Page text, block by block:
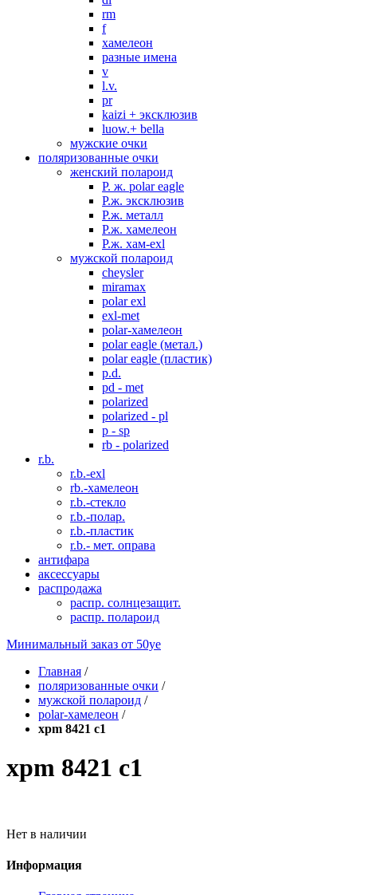
rm
f
хамелеон
разные имена
v
l.v.
pr
kaizi + эксклюзив
luow.+ bella
мужские очки
поляризованные очки
женский полароид
P. ж. polar eagle
P.ж. эксклюзив
Р.ж. металл
P.ж. хамелеон
Р.ж. хам-exl
мужской полароид
cheysler
miramax
polar exl
exl-met
polar-хамелеон
polar eagle (метал.)
polar eagle (пластик)
p.d.
pd - met
polarized
polarized - pl
p - sp
rb - polarized
r.b.
r.b.-exl
rb.-хамелеон
r.b.-стекло
r.b.-полар.
r.b.-пластик
r.b.- мет. оправа
антифара
аксессуары
распродажа
распр. солнцезащит.
распр. полароид
Минимальный заказ от 50уе
Главная /
поляризованные очки /
мужской полароид /
polar-хамелеон /
xpm 8421 c1
xpm 8421 c1
Нет в наличии
Информация